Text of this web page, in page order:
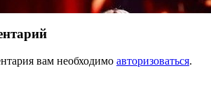
вам необходимо авторизоваться.